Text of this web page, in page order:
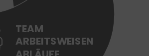
TEAM
ARBEITSWEISEN